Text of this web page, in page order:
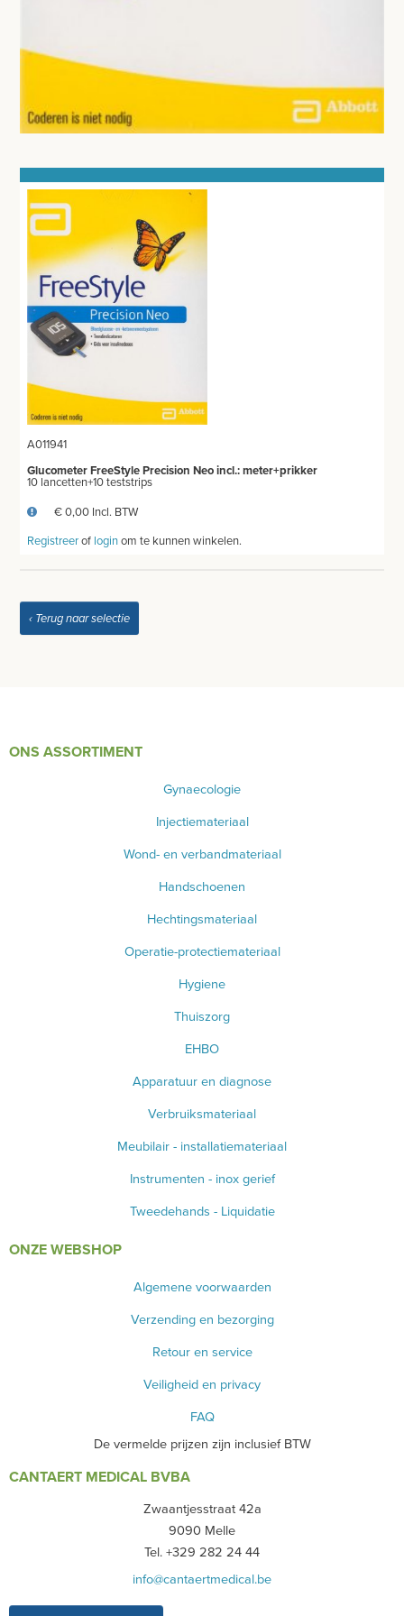
AFZUIGING
TANDUNIT - PEDICUREMOTOR
AEROSOL EN INHALATIE
BLOED- EN URINEONDERZOEK
URINEONDERZOEK
BLOEDONDERZOEK
CORONATESTEN
ANESTHESIE - BEWAKING
DIVERSEN
LICHTUITHARDING
VERBRUIKSMATERIAAL
TWEEDEHANDS - LIQUIDATIE
A011941
Glucometer FreeStyle Precision Neo incl.: meter+prikker
10 lancetten+10 teststrips
€ 0,00 Incl. BTW
Registreerof loginom te kunnen winkelen.
‹ Terug naar selectie
ONS ASSORTIMENT
Gynaecologie
Injectiemateriaal
Wond- en verbandmateriaal
Handschoenen
Hechtingsmateriaal
Operatie-protectiemateriaal
Hygiene
Thuiszorg
EHBO
Apparatuur en diagnose
Verbruiksmateriaal
Meubilair - installatiemateriaal
Instrumenten - inox gerief
Tweedehands - Liquidatie
ONZE WEBSHOP
Algemene voorwaarden
Verzending en bezorging
Retour en service
Veiligheid en privacy
FAQ
De vermelde prijzen zijn inclusief BTW
CANTAERT MEDICAL BVBA
Zwaantjesstraat 42a
9090 Melle
Tel. +329 282 24 44
info@cantaertmedical.be